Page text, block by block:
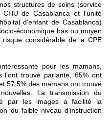
structures de soins (service
de Casablanca et l’unité
d’enfant de Casablanca)
économique bas ou moyen
considérable de la CPE
pour les mamans,
l’ont trouvé parlante, 65% ont
57,5% des mamans ont trouvé
La transmission du
par les images a facilité la
du faible niveau d’instruction